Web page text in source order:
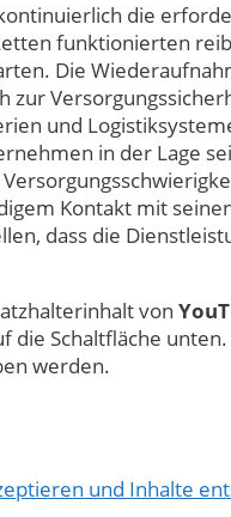
die
funktionierten
Die
zur
und
in der Lage
Kontakt mit
dass die
von
die Schaltfläche
werden.
und Inhalte